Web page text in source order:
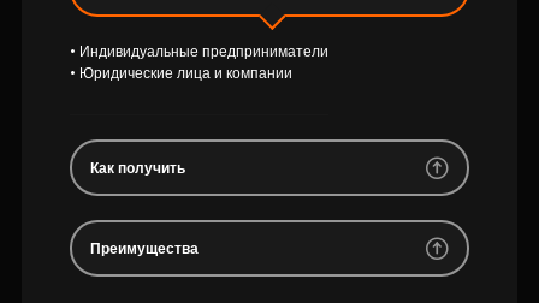
Связь с банком
F.A.Q
• Индивидуальные предприниматели
• Юридические лица и компании
Как получить
Преимущества